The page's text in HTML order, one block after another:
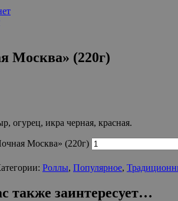
Москва» (220г)
огурец, икра черная, красная.
Москва» (220г)
Роллы, Популярное,
также заинтересует…